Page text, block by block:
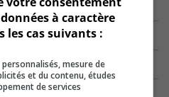
à caractère
les cas suivants :
mesure de
et du contenu, études
de services